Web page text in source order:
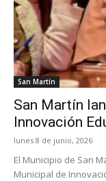
San Martín
San Martín
Innovación
lunes 8 de junio, 2026
El Municipio de San
Municipal de